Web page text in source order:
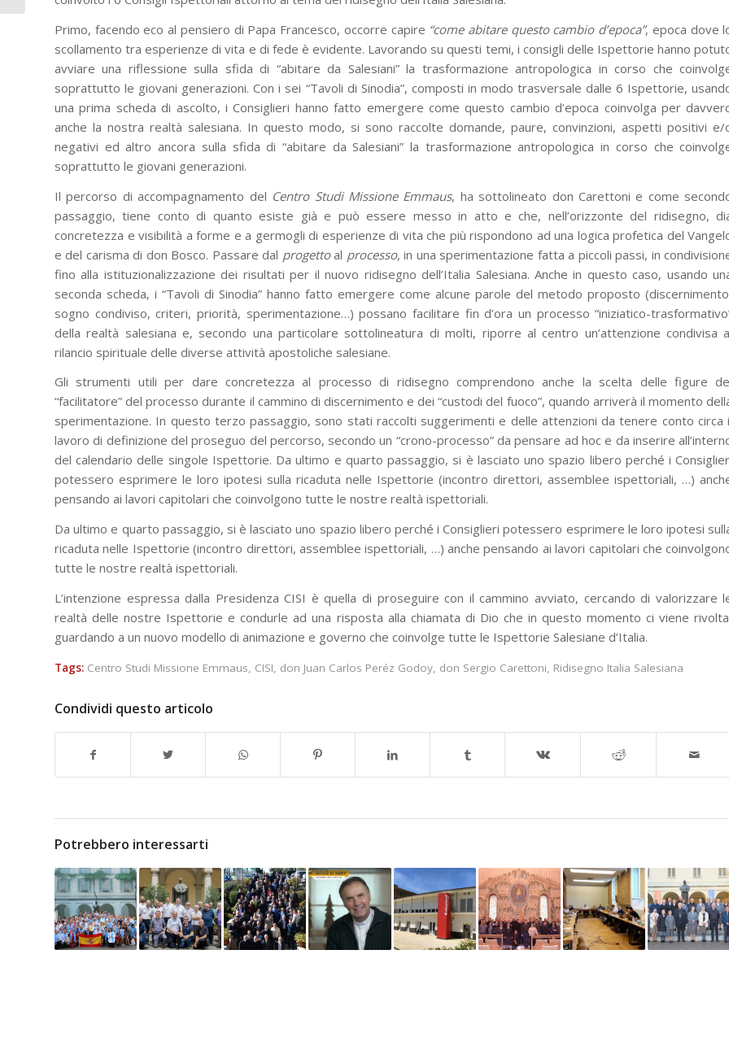
Primo, facendo eco al pensiero di Papa Francesco, occorre capire “come abitare questo cambio d’epoca”, epoca dove
scollamento tra esperienze di vita e di fede è evidente. Lavorando su questi temi, i consigli delle Ispettorie hanno
avviare una riflessione sulla sfida di “abitare da Salesiani” la trasformazione antropologica in corso che
soprattutto le giovani generazioni. Con i sei “Tavoli di Sinodia”, composti in modo trasversale dalle 6 Ispettorie,
una prima scheda di ascolto, i Consiglieri hanno fatto emergere come questo cambio d’epoca coinvolga per
anche la nostra realtà salesiana. In questo modo, si sono raccolte domande, paure, convinzioni, aspetti positivi e/
negativi ed altro ancora sulla sfida di “abitare da Salesiani” la trasformazione antropologica in corso che
soprattutto le giovani generazioni.
Il percorso di accompagnamento del Centro Studi Missione Emmaus, ha sottolineato don Carettoni e come
passaggio, tiene conto di quanto esiste già e può essere messo in atto e che, nell’orizzonte del ridisegno,
concretezza e visibilità a forme e a germogli di esperienze di vita che più rispondono ad una logica profetica del
e del carisma di don Bosco. Passare dal progettoal processo, in una sperimentazione fatta a piccoli passi, in
fino alla istituzionalizzazione dei risultati per il nuovo ridisegno dell’Italia Salesiana. Anche in questo caso, usando
seconda scheda, i “Tavoli di Sinodia” hanno fatto emergere come alcune parole del metodo proposto
sogno condiviso, criteri, priorità, sperimentazione…) possano facilitare fin d’ora un processo “iniziatico-
della realtà salesiana e, secondo una particolare sottolineatura di molti, riporre al centro un’attenzione condivisa
rilancio spirituale delle diverse attività apostoliche salesiane.
Gli strumenti utili per dare concretezza al processo di ridisegno comprendono anche la scelta delle figure
“facilitatore” del processo durante il cammino di discernimento e dei “custodi del fuoco”, quando arriverà il momento
sperimentazione. In questo terzo passaggio, sono stati raccolti suggerimenti e delle attenzioni da tenere conto circa
lavoro di definizione del proseguo del percorso, secondo un “crono-processo” da pensare ad hoc e da inserire
del calendario delle singole Ispettorie. Da ultimo e quarto passaggio, si è lasciato uno spazio libero perché i
potessero esprimere le loro ipotesi sulla ricaduta nelle Ispettorie (incontro direttori, assemblee ispettoriali, …)
pensando ai lavori capitolari che coinvolgono tutte le nostre realtà ispettoriali.
Da ultimo e quarto passaggio, si è lasciato uno spazio libero perché i Consiglieri potessero esprimere le loro ipotesi
ricaduta nelle Ispettorie (incontro direttori, assemblee ispettoriali, …) anche pensando ai lavori capitolari che
tutte le nostre realtà ispettoriali.
L’intenzione espressa dalla Presidenza CISI è quella di proseguire con il cammino avviato, cercando di valorizzare
realtà delle nostre Ispettorie e condurle ad una risposta alla chiamata di Dio che in questo momento ci viene
guardando a un nuovo modello di animazione e governo che coinvolge tutte le Ispettorie Salesiane d’Italia.
Tags: Centro Studi Missione Emmaus CISI don Juan Carlos Peréz Godoy don Sergio Carettoni Ridisegno Italia Salesiana
Condividi questo articolo
Potrebbero interessarti